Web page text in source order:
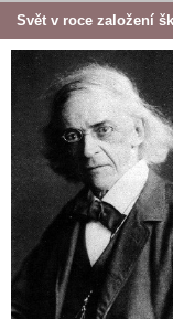
Svět v roce založení